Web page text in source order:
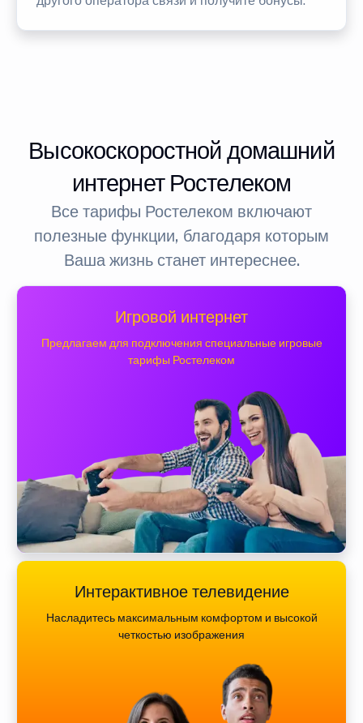
Высокоскоростной домашний
интернет Ростелеком
Все тарифы Ростелеком включают
полезные функции, благодаря которым
Ваша жизнь станет интереснее.
Игровой интернет
Предлагаем для подключения специальные игровые
тарифы Ростелеком
Интерактивное телевидение
Насладитесь максимальным комфортом и высокой
четкостью изображения